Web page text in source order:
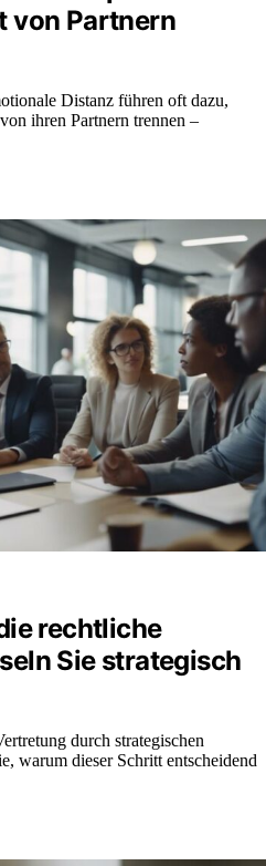
von Partnern
Distanz führen oft dazu,
ihren Partnern trennen –
rechtliche
Sie strategisch
durch strategischen
warum dieser Schritt entscheidend